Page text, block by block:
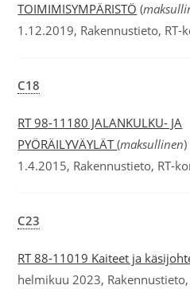
TOIMIMISYMPÄRISTÖ (
1.12.2019, Rakennustieto, RT-
C18
RT 98-11180 JALANKULKU- JA
PYÖRÄILYVÄYLÄT(maksullinen)
1.4.2015, Rakennustieto, RT-
C23
RT 88-11019 Kaiteet ja
helmikuu 2023,